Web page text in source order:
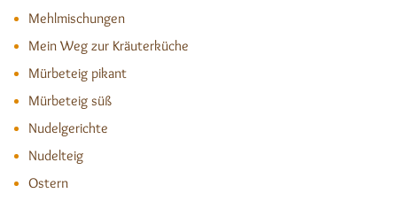
Mehlmischungen
Mein Weg zur Kräuterküche
Mürbeteig pikant
Mürbeteig süß
Nudelgerichte
Nudelteig
Ostern